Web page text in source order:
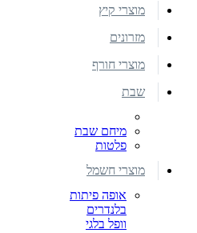
מוצרי קיץ
מזרונים
מוצרי חורף
שבת
מיחם שבת
פלטות
מוצרי חשמל
אופה פיתות
בלנדרים
וופל בלגי